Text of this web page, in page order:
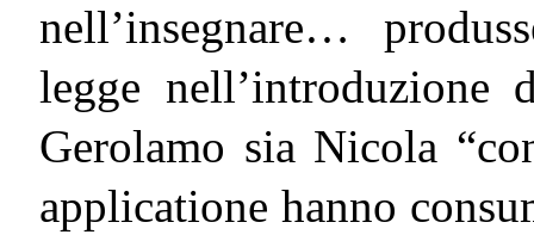
nell’insegnare…
legge
Gerolamo sia Nicola
applicatione hanno